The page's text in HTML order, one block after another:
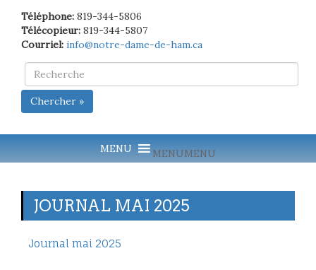
Téléphone: 819-344-5806
Télécopieur: 819-344-5807
Courriel: info@notre-dame-de-ham.ca
Chercher »
MENUMENU
JOURNAL MAI 2025
Journal mai 2025